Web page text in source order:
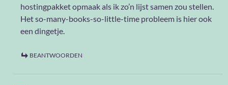
hostingpakket opmaak als ik zo’n lijst samen zou stellen.
Het so-many-books-so-little-time probleem is hier ook
een dingetje.
BEANTWOORDEN